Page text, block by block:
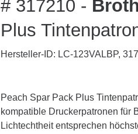
# 317210 -
Plus
Hersteller-ID: LC-123VALBP,
Peach Spar Pack Plus
kompatible Druckerpatronen für
Lichtechtheit entsprechen